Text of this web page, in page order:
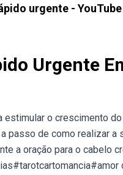
urgente - YouTube
Urgente
o crescimento
passo de como realizar a
a oração para o cabelo